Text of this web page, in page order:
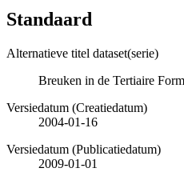
Standaard
Alternatieve titel dataset(serie)
Breuken in de Tertiaire
Versiedatum (Creatiedatum)
2004-01-16
Versiedatum (Publicatiedatum)
2009-01-01